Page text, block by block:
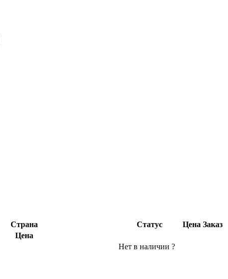
Страна Статус Цена Заказ
Цена
Нет в наличии ?